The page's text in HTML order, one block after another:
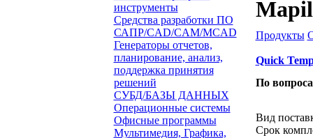
инструменты
Средства разработки ПО
САПР/CAD/CAM/MCAD
Генераторы отчетов,
планирование, анализ,
поддержка принятия
решений
СУБД/БАЗЫ ДАННЫХ
Операционные системы
Офисные программы
Мультимедия, Графика,
Продукты
Quick
По
Вид
Срок